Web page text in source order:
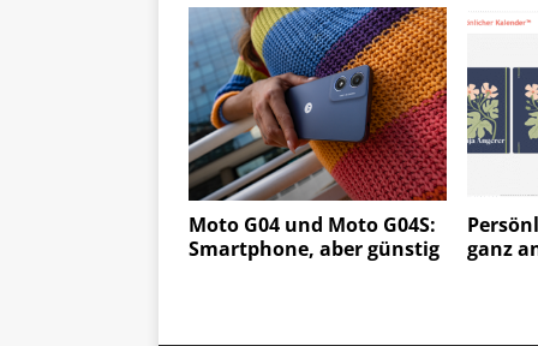
Moto G04 und Moto G04S:
Smartphone, aber günstig
ganz